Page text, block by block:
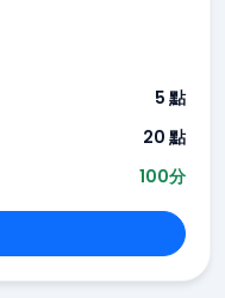
5 點
20 點
100分